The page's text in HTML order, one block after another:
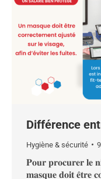
Différence
Hygiène & sécurité
𝐏𝐨𝐮𝐫 𝐩𝐫𝐨𝐜𝐮𝐫𝐞𝐫 𝐥𝐞
𝐦𝐚𝐬𝐪𝐮𝐞 𝐝𝐨𝐢𝐭 𝐞̂𝐭𝐫𝐞